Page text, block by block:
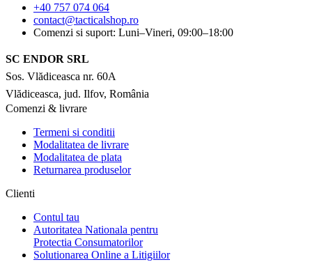
+40 757 074 064
contact@tacticalshop.ro
Comenzi si suport: Luni–Vineri, 09:00–18:00
SC ENDOR SRL
Sos. Vlădiceasca nr. 60A
Vlădiceasca, jud. Ilfov, România
Comenzi & livrare
Termeni si conditii
Modalitatea de livrare
Modalitatea de plata
Returnarea produselor
Clienti
Contul tau
Autoritatea Nationala pentru
Protectia Consumatorilor
Solutionarea Online a Litigiilor